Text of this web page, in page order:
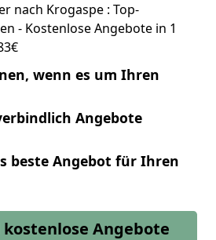
nach Krogaspe : Top-
- Kostenlose Angebote in 1
wenn es um Ihren
Angebote
beste Angebot für Ihren
Angebote